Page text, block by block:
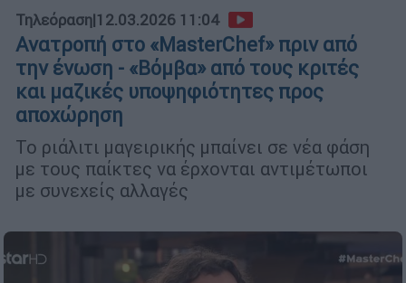
Τηλεόραση|12.03.2026 11:04
Ανατροπή στο «MasterChef» πριν από
την ένωση - «Βόμβα» από τους κριτές
και μαζικές υποψηφιότητες προς
αποχώρηση
Το ριάλιτι μαγειρικής μπαίνει σε νέα φάση
με τους παίκτες να έρχονται αντιμέτωποι
με συνεχείς αλλαγές